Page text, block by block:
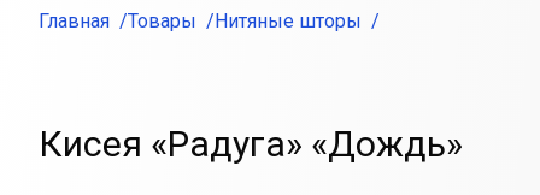
Главная Товары Нитяные шторы
Кисея «Радуга» «Дождь»